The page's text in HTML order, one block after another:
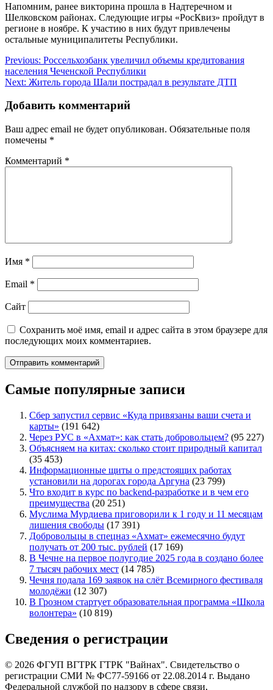
Напомним, ранее викторина прошла в Надтеречном и
Шелковском районах. Следующие игры «РосКвиз» пройдут в
регионе в ноябре. К участию в них будут привлечены
остальные муниципалитеты Республики.
Навигация
по
Previous: Россельхозбанк увеличил объемы кредитования
населения Чеченской Республики
Next: Житель города Шали пострадал в результате ДТП
Добавить комментарий
Ваш адрес email не будет опубликован. Обязательные поля
помечены *
Комментарий *
Имя *
Email *
Сайт
Сохранить моё имя, email и адрес сайта в этом браузере для
последующих моих комментариев.
Самые популярные записи
Сбер запустил сервис «Куда привязаны ваши счета и
карты» (191 642)
Через РУС в «Ахмат»: как стать добровольцем? (95 227)
Объясняем на китах: сколько стоит природный капитал
(35 453)
Информационные щиты о предстоящих работах
установили на дорогах города Аргуна (23 799)
Что входит в курс по backend-разработке и в чем его
преимущества (20 251)
Муслима Мурдиева приговорили к 1 году и 11 месяцам
лишения свободы (17 391)
Добровольцы в спецназ «Ахмат» ежемесячно будут
получать от 200 тыс. рублей (17 169)
В Чечне на первое полугодие 2025 года в создано более
7 тысяч рабочих мест (14 785)
Чечня подала 169 заявок на слёт Всемирного фестиваля
молодёжи (12 307)
В Грозном стартует образовательная программа «Школа
волонтера» (10 819)
Сведения о регистрации
© 2026 ФГУП ВГТРК ГТРК "Вайнах". Свидетельство о
регистрации СМИ № ФС77-59166 от 22.08.2014 г. Выдано
Федеральной службой по надзору в сфере связи,